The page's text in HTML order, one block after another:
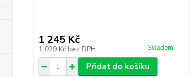
1 245 Kč
1 029 Kč bez DPH Skladem
Přidat do košíku